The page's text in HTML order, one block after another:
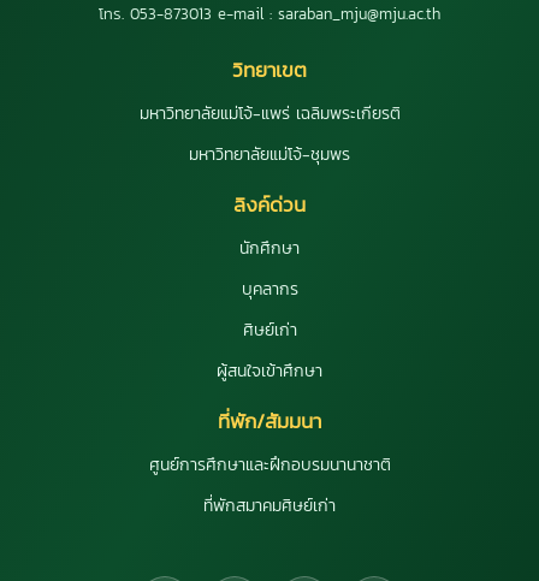
โทร. 053-873013 e-mail : saraban_mju@mju.ac.th
วิทยาเขต
มหาวิทยาลัยแม่โจ้-แพร่ เฉลิมพระเกียรติ
มหาวิทยาลัยแม่โจ้-ชุมพร
ลิงค์ด่วน
นักศึกษา
บุคลากร
ศิษย์เก่า
ผู้สนใจเข้าศึกษา
ที่พัก/สัมมนา
ศูนย์การศึกษาและฝึกอบรมนานาชาติ
ที่พักสมาคมศิษย์เก่า